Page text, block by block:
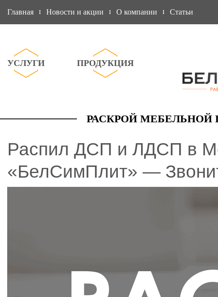
Главная Новости и акции О компании Статьи
УСЛУГИ ПРОДУКЦИЯ
РАСКРОЙ
Распил ДСП и ЛДСП в
«БелСимПлит» —